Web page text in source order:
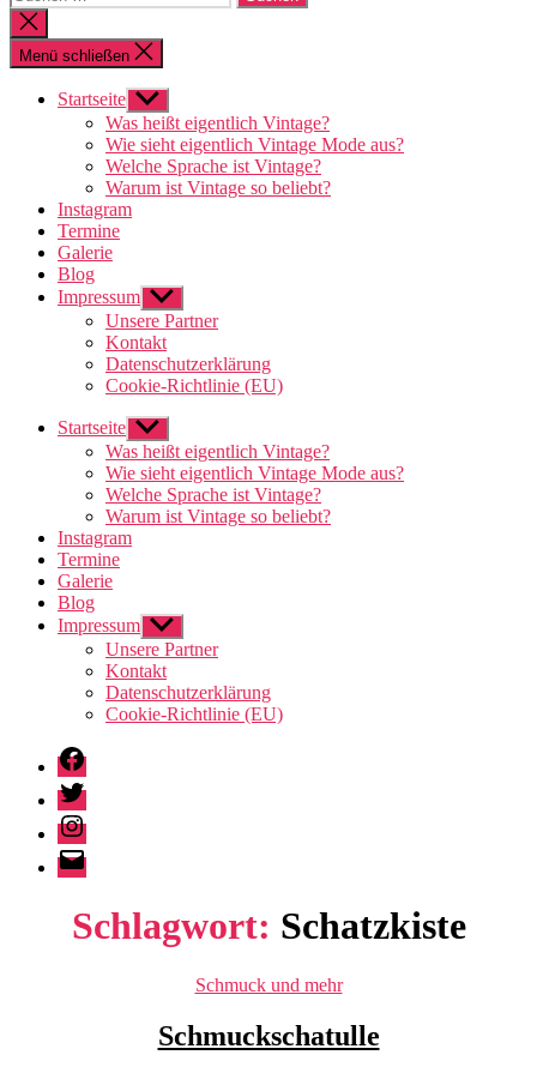
nach:
Suche
schließen
Menü schließen
Startseite Untermenü
anzeigen
Was heißt eigentlich Vintage?
Wie sieht eigentlich Vintage Mode aus?
Welche Sprache ist Vintage?
Warum ist Vintage so beliebt?
Instagram
Termine
Galerie
Blog
Impressum Untermenü
anzeigen
Unsere Partner
Kontakt
Datenschutzerklärung
Cookie-Richtlinie (EU)
Startseite Untermenü
anzeigen
Was heißt eigentlich Vintage?
Wie sieht eigentlich Vintage Mode aus?
Welche Sprache ist Vintage?
Warum ist Vintage so beliebt?
Instagram
Termine
Galerie
Blog
Impressum Untermenü
anzeigen
Unsere Partner
Kontakt
Datenschutzerklärung
Cookie-Richtlinie (EU)
Facebook
Twitter
Instagram
E-
Mail
Schlagwort: Schatzkiste
Kategorien
Schmuck und mehr
Schmuckschatulle